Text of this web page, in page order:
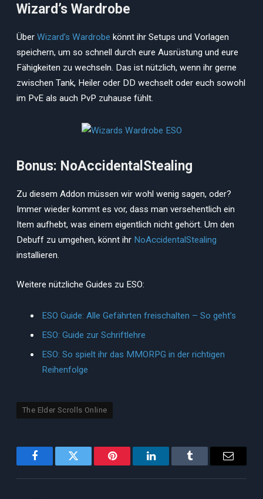
Wizard’s Wardrobe
Über Wizard’s Wardrobe könnt ihr Setups und Vorlagen
speichern, um so schnell durch eure Ausrüstung und eure
Fähigkeiten zu wechseln. Das ist nützlich, wenn ihr gerne
zwischen Tank, Heiler oder DD wechselt oder euch sowohl
im PvE als auch PvP zuhause fühlt.
Bonus: NoAccidentalStealing
Zu diesem Addon müssen wir wohl wenig sagen, oder?
Immer wieder kommt es vor, dass man versehentlich ein
Item aufhebt, was einem eigentlich nicht gehört. Um den
Debuff zu umgehen, könnt ihr NoAccidentalStealing
installieren.
Weitere nützliche Guides zu ESO:
ESO Guide: Alle Gefährten freischalten – So geht’s
ESO: Guide zur Schriftlehre
ESO: So spielt ihr das MMORPG in der richtigen
Reihenfolge
The Elder Scrolls Online
FacebookTwitter PinterestLinkedInTumblr Email